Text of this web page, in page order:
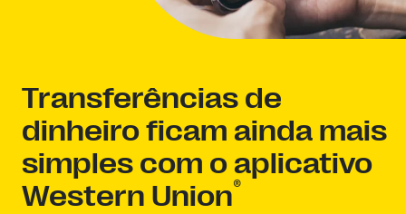
Transferências de
dinheiro ficam ainda mais
simples com o aplicativo
Western Union®